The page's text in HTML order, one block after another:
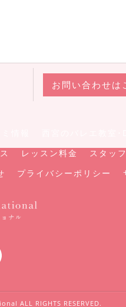
お問い合わせは
レッスン料金 スタッフ
プライバシーポリシー
ALL RIGHTS RESERVED.